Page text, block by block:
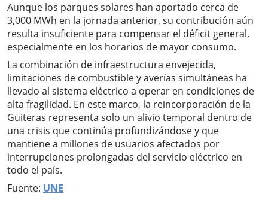
Aunque los parques solares han aportado cerca de
3,000 MWh en la jornada anterior, su contribución aún
resulta insuficiente para compensar el déficit general,
especialmente en los horarios de mayor consumo.
La combinación de infraestructura envejecida,
limitaciones de combustible y averías simultáneas ha
llevado al sistema eléctrico a operar en condiciones de
alta fragilidad. En este marco, la reincorporación de la
Guiteras representa solo un alivio temporal dentro de
una crisis que continúa profundizándose y que
mantiene a millones de usuarios afectados por
interrupciones prolongadas del servicio eléctrico en
todo el país.
Fuente: UNE